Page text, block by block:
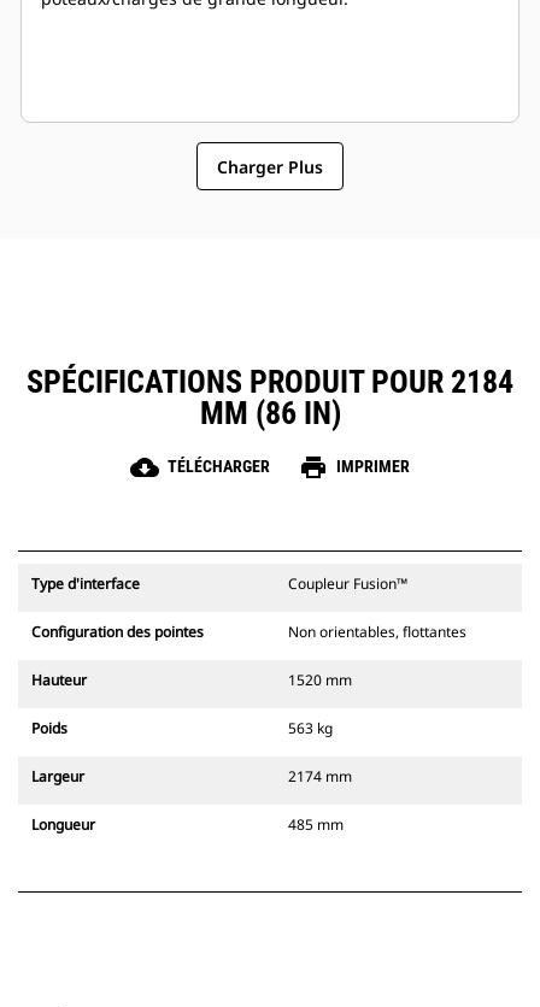
Charger Plus
SPÉCIFICATIONS PRODUIT POUR 2184
MM (86 IN)
cloud_download TÉLÉCHARGER print IMPRIMER
Type d'interface Coupleur Fusion™
Configuration des pointes Non orientables, flottantes
Hauteur 1520 mm
Poids 563 kg
Largeur 2174 mm
Longueur 485 mm